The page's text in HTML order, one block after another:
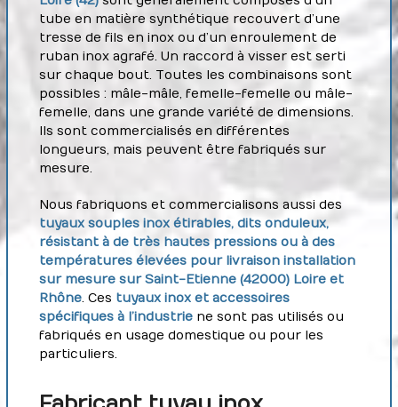
tube en matière synthétique recouvert d’une
tresse de fils en inox ou d’un enroulement de
ruban inox agrafé. Un raccord à visser est serti
sur chaque bout. Toutes les combinaisons sont
possibles : mâle-mâle, femelle-femelle ou mâle-
femelle, dans une grande variété de dimensions.
Ils sont commercialisés en différentes
longueurs, mais peuvent être fabriqués sur
mesure.
Nous fabriquons et commercialisons aussi des
tuyaux souples inox étirables, dits onduleux,
résistant à de très hautes pressions ou à des
températures élevées pour livraison installation
sur mesure sur Saint-Etienne (42000) Loire et
Rhône. Ces tuyaux inox et accessoires
spécifiques à l’industrie ne sont pas utilisés ou
fabriqués en usage domestique ou pour les
particuliers.